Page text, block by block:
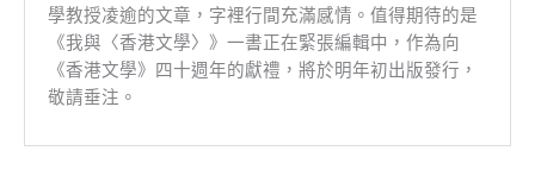
學教授凌逾的文章，字裡行間充滿感情。值得期待的是
《我與〈香港文學〉》一書正在緊張編輯中，作為向
《香港文學》四十週年的獻禮，將於明年初出版發行，
敬請垂注。